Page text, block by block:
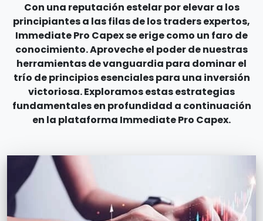
Con una reputación estelar por elevar a los
principiantes a las filas de los traders expertos,
Immediate Pro Capex se erige como un faro de
conocimiento. Aproveche el poder de nuestras
herramientas de vanguardia para dominar el
trío de principios esenciales para una inversión
victoriosa. Exploramos estas estrategias
fundamentales en profundidad a continuación
en la plataforma Immediate Pro Capex.